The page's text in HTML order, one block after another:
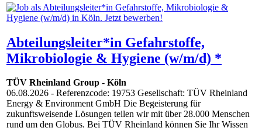
Abteilungsleiter*in Gefahrstoffe,
Mikrobiologie & Hygiene (w/m/d) *
TÜV Rheinland Group - Köln
06.08.2026 - Referenzcode: 19753 Gesellschaft: TÜV Rheinland
Energy & Environment GmbH Die Begeisterung für
zukunftsweisende Lösungen teilen wir mit über 28.000 Menschen
rund um den Globus. Bei TÜV Rheinland können Sie Ihr Wissen